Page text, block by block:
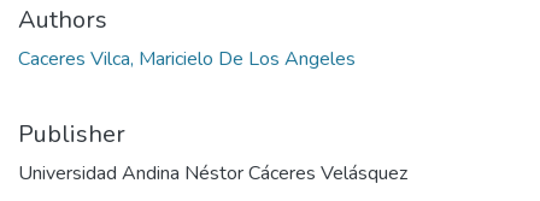
Authors
Caceres Vilca, Maricielo De Los Angeles
Publisher
Universidad Andina Néstor Cáceres Velásquez